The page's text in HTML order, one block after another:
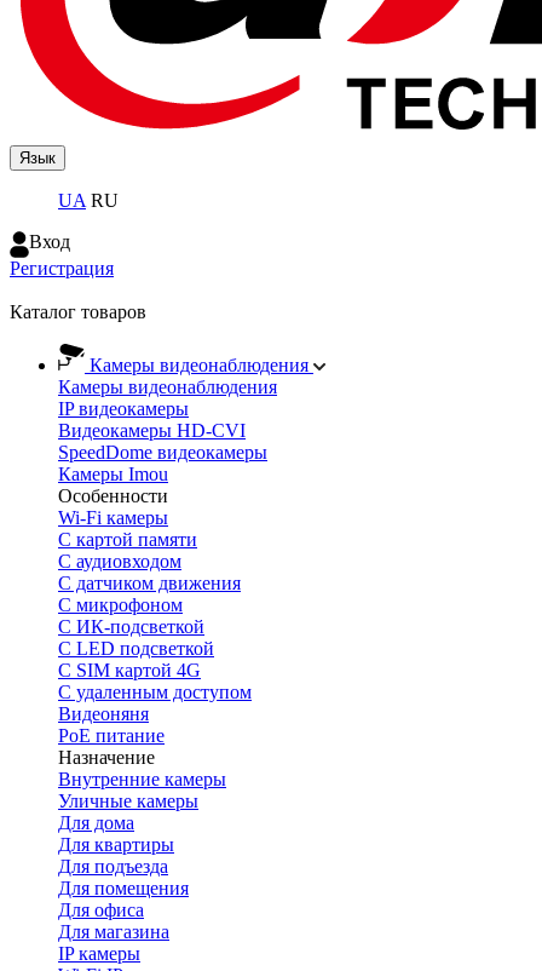
Язык
UA RU
Вход
Регистрация
Каталог товаров
Камеры видеонаблюдения
Камеры видеонаблюдения
IP видеокамеры
Видеокамеры HD-CVI
SpeedDome видеокамеры
Камеры Imou
Особенности
Wi-Fi камеры
С картой памяти
С аудиовходом
С датчиком движения
С микрофоном
С ИК-подсветкой
С LED подсветкой
C SIM картой 4G
C удаленным доступом
Видеоняня
PoE питание
Назначение
Внутренние камеры
Уличные камеры
Для дома
Для квартиры
Для подъезда
Для помещения
Для офиса
Для магазина
IP камеры